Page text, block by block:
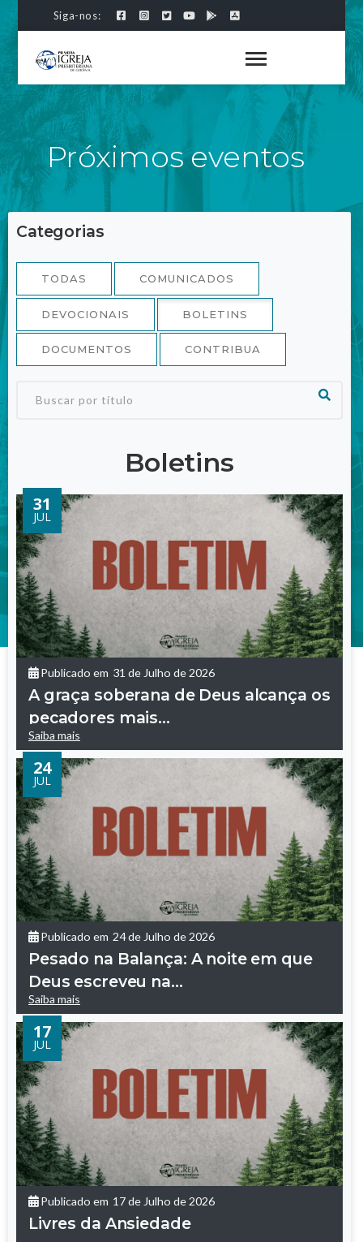
Siga-nos:
Próximos eventos
Categorias
TODAS COMUNICADOS
DEVOCIONAIS BOLETINS
DOCUMENTOS CONTRIBUA
Boletins
31
JUL
Publicado em 31 de Julho de 2026
A graça soberana de Deus alcança os
pecadores mais...
Saiba mais
24
JUL
Publicado em 24 de Julho de 2026
Pesado na Balança: A noite em que
Deus escreveu na...
Saiba mais
17
JUL
Publicado em 17 de Julho de 2026
Livres da Ansiedade